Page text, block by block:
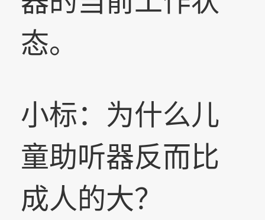
态。
小标：为什么儿
童助听器反而比
成人的大？